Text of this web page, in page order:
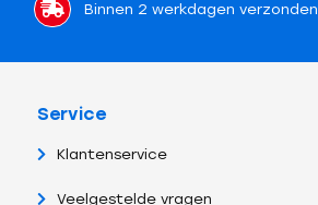
Binnen 2 werkdagen verzonden
Service
Klantenservice
Veelgestelde vragen